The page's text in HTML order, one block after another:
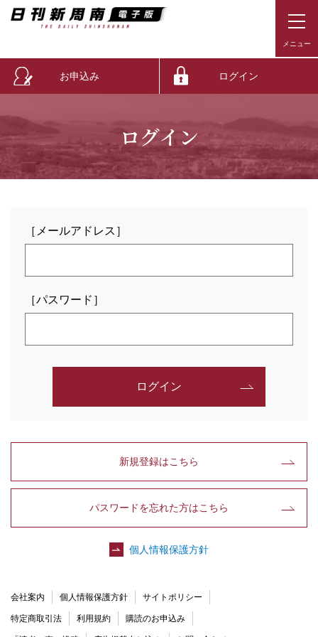
お申込み ログイン
ログイン
［メールアドレス］
［パスワード］
ログイン
新規登録はこちら
パスワードを忘れた方はこちら
個人情報保護方針
会社案内 個人情報保護方針 サイトポリシー
特定商取引法 利用規約 購読のお申込み